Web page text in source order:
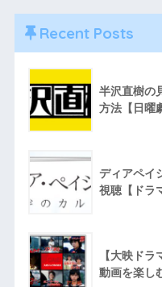
Recent Posts
半沢直樹の
方法【日曜
ディアペイ
視聴【ドラ
【大映ド
動画を楽し